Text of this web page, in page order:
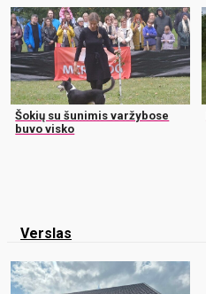
Šokių su šunimis varžybose
buvo visko
Verslas